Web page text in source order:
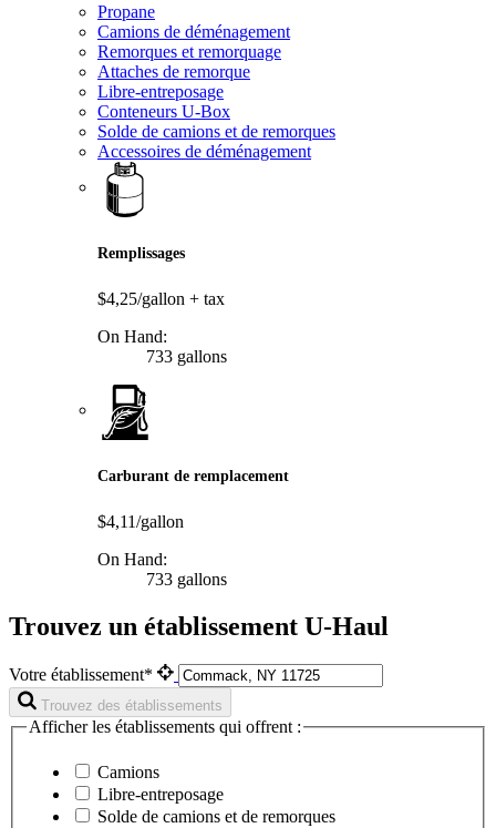
Propane
Camions de déménagement
Remorques et remorquage
Attaches de remorque
Libre-entreposage
Conteneurs U-Box
Solde de camions et de remorques
Accessoires de déménagement
Remplissages
$4,25/gallon + tax
On Hand:
733 gallons
Carburant de remplacement
$4,11/gallon
On Hand:
733 gallons
Trouvez un établissement U-Haul
Votre établissement*
Trouvez des établissements
Afficher les établissements qui offrent :
Camions
Libre-entreposage
Solde de camions et de remorques